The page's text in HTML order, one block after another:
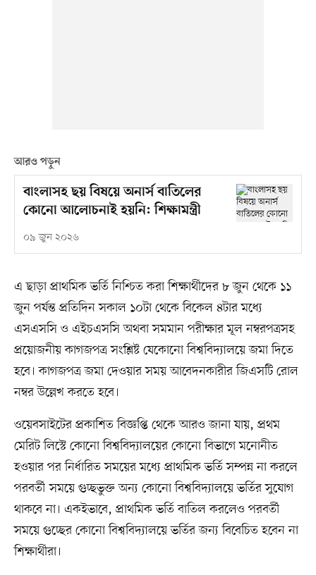
আরও পড়ুন
বাংলাসহ ছয় বিষয়ে অনার্স বাতিলের
কোনো আলোচনাই হয়নি: শিক্ষামন্ত্রী
০৯ জুন ২০২৬
এ ছাড়া প্রাথমিক ভর্তি নিশ্চিত করা শিক্ষার্থীদের ৮ জুন থেকে ১১
জুন পর্যন্ত প্রতিদিন সকাল ১০টা থেকে বিকেল ৪টার মধ্যে
এসএসসি ও এইচএসসি অথবা সমমান পরীক্ষার মূল নম্বরপত্রসহ
প্রয়োজনীয় কাগজপত্র সংশ্লিষ্ট যেকোনো বিশ্ববিদ্যালয়ে জমা দিতে
হবে। কাগজপত্র জমা দেওয়ার সময় আবেদনকারীর জিএসটি রোল
নম্বর উল্লেখ করতে হবে।
ওয়েবসাইটের প্রকাশিত বিজ্ঞপ্তি থেকে আরও জানা যায়, প্রথম
মেরিট লিস্টে কোনো বিশ্ববিদ্যালয়ের কোনো বিভাগে মনোনীত
হওয়ার পর নির্ধারিত সময়ের মধ্যে প্রাথমিক ভর্তি সম্পন্ন না করলে
পরবর্তী সময়ে গুচ্ছভুক্ত অন্য কোনো বিশ্ববিদ্যালয়ে ভর্তির সুযোগ
থাকবে না। একইভাবে, প্রাথমিক ভর্তি বাতিল করলেও পরবর্তী
সময়ে গুচ্ছের কোনো বিশ্ববিদ্যালয়ে ভর্তির জন্য বিবেচিত হবেন না
শিক্ষার্থীরা।